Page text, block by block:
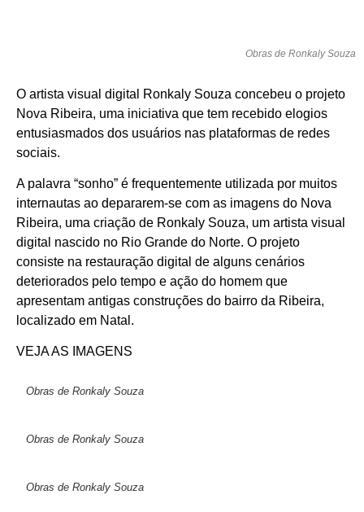
Obras de Ronkaly Souza
O artista visual digital Ronkaly Souza concebeu o projeto
Nova Ribeira, uma iniciativa que tem recebido elogios
entusiasmados dos usuários nas plataformas de redes
sociais.
A palavra “sonho” é frequentemente utilizada por muitos
internautas ao depararem-se com as imagens do Nova
Ribeira, uma criação de Ronkaly Souza, um artista visual
digital nascido no Rio Grande do Norte. O projeto
consiste na restauração digital de alguns cenários
deteriorados pelo tempo e ação do homem que
apresentam antigas construções do bairro da Ribeira,
localizado em Natal.
VEJA AS IMAGENS
Obras de Ronkaly Souza
Obras de Ronkaly Souza
Obras de Ronkaly Souza